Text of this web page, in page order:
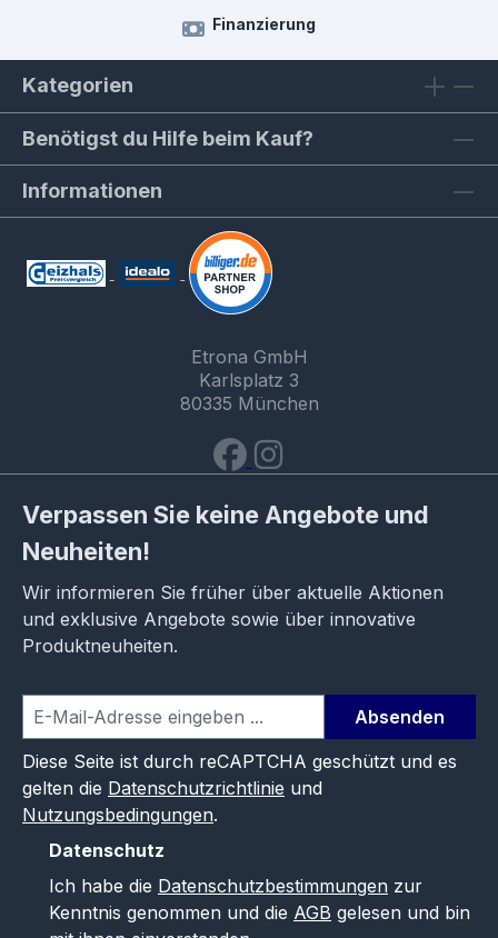
Finanzierung
Kategorien
Benötigst du Hilfe beim Kauf?
Informationen
Etrona GmbH
Karlsplatz 3
80335 München
Verpassen Sie keine Angebote und
Neuheiten!
Wir informieren Sie früher über aktuelle Aktionen
und exklusive Angebote sowie über innovative
Produktneuheiten.
Absenden
Diese Seite ist durch reCAPTCHA geschützt und es
gelten die Datenschutzrichtlinie und
Nutzungsbedingungen.
Datenschutz
Ich habe die Datenschutzbestimmungen zur
Kenntnis genommen und die AGB gelesen und bin